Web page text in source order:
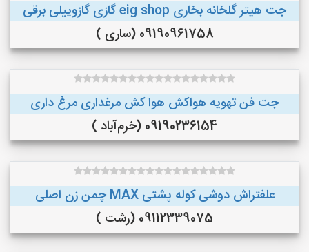
جت هیتر گلخانه بخاری eig shop گازی گازوییلی برقی
09190961758 (ساری )
جت فن تهویه هواکش هوا کش مرغداری مرغ داری
09190236154 (خرم‌آباد )
علفتراش دوشی کوله پشتی MAX چمن زن اصلی
09112339075 (رشت )